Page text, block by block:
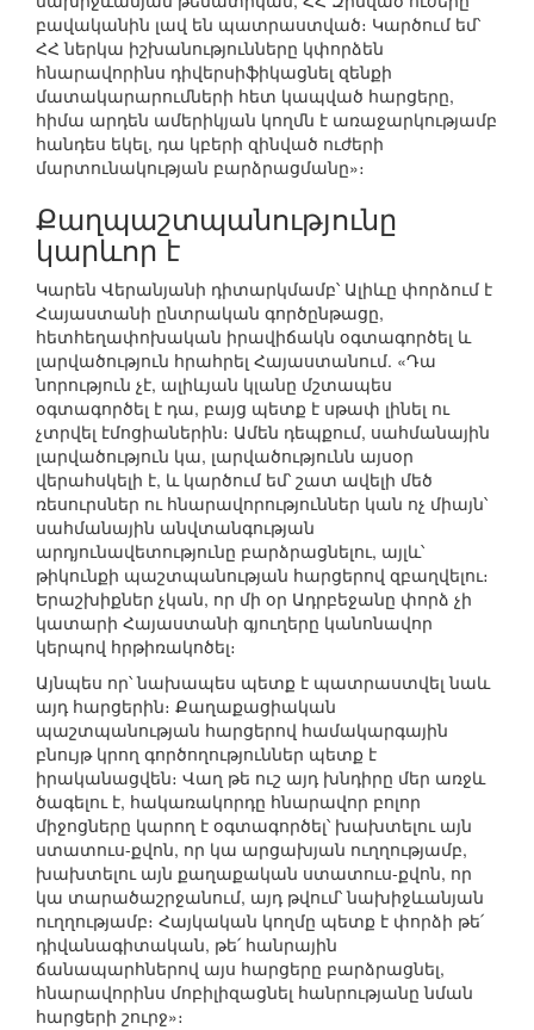
բավականին լավ են պատրաստված։ Կարծում եմ՝
ՀՀ ներկա իշխանությունները կփորձեն
հնարավորինս դիվերսիֆիկացնել զենքի
մատակարարումների հետ կապված հարցերը,
հիմա արդեն ամերիկյան կողմն է առաջարկությամբ
հանդես եկել, դա կբերի զինված ուժերի
մարտունակության բարձրացմանը»։
Քաղպաշտպանությունը
կարևոր է
Կարեն Վերանյանի դիտարկմամբ՝ Ալիևը փորձում է
Հայաստանի ընտրական գործընթացը,
հետհեղափոխական իրավիճակն օգտագործել և
լարվածություն հրահրել Հայաստանում. «Դա
նորություն չէ, ալիևյան կլանը մշտապես
օգտագործել է դա, բայց պետք է սթափ լինել ու
չտրվել էմոցիաներին։ Ամեն դեպքում, սահմանային
լարվածություն կա, լարվածությունն այսօր
վերահսկելի է, և կարծում եմ՝ շատ ավելի մեծ
ռեսուրսներ ու հնարավորություններ կան ոչ միայն՝
սահմանային անվտանգության
արդյունավետությունը բարձրացնելու, այլև՝
թիկունքի պաշտպանության հարցերով զբաղվելու։
Երաշխիքներ չկան, որ մի օր Ադրբեջանը փորձ չի
կատարի Հայաստանի գյուղերը կանոնավոր
կերպով հրթիռակոծել։
Այնպես որ՝ նախապես պետք է պատրաստվել նաև
այդ հարցերին։ Քաղաքացիական
պաշտպանության հարցերով համակարգային
բնույթ կրող գործողություններ պետք է
իրականացվեն։ Վաղ թե ուշ այդ խնդիրը մեր առջև
ծագելու է, հակառակորդը հնարավոր բոլոր
միջոցները կարող է օգտագործել՝ խախտելու այն
ստատուս-քվոն, որ կա արցախյան ուղղությամբ,
խախտելու այն քաղաքական ստատուս-քվոն, որ
կա տարածաշրջանում, այդ թվում՝ նախիջևանյան
ուղղությամբ։ Հայկական կողմը պետք է փորձի թե՛
դիվանագիտական, թե՛ հանրային
ճանապարհներով այս հարցերը բարձրացնել,
հնարավորինս մոբիլիզացնել հանրությանը նման
հարցերի շուրջ»։